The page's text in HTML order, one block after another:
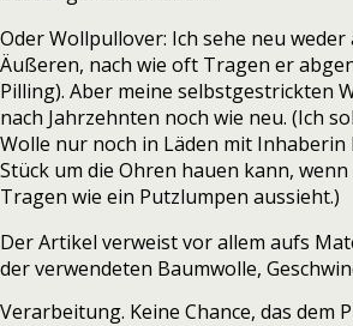
Oder Wollpullover: Ich sehe neu weder
Äußeren, nach wie oft Tragen er
Pilling). Aber meine selbstgestrickten
nach Jahrzehnten noch wie neu. (Ich
Wolle nur noch in Läden mit Inhaberin
Stück um die Ohren hauen kann, wenn
Tragen wie ein Putzlumpen aussieht.)
Der Artikel verweist vor allem aufs
der verwendeten Baumwolle,
Verarbeitung. Keine Chance, das dem